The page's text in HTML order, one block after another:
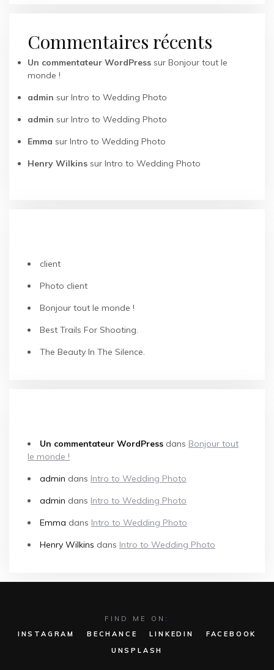
Commentaires récents
Un commentateur WordPress sur Bonjour tout le
monde !
admin sur Intro to Wedding Photo
admin sur Intro to Wedding Photo
Emma sur Intro to Wedding Photo
Henry Wilkins sur Intro to Wedding Photo
client
Photo client
Bonjour tout le monde !
Best Trails For Shooting.
The Beauty In The Silence.
Un commentateur WordPress dans Bonjour tout
le monde !
admin dans Intro to Wedding Photo
admin dans Intro to Wedding Photo
Emma dans Intro to Wedding Photo
Henry Wilkins dans Intro to Wedding Photo
FIND ME ON:
INSTAGRAM
BECHANCE LINKEDIN
FACEBOOK
UNSPLASH